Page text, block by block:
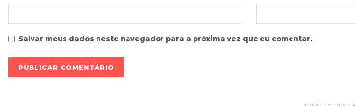
Salvar meus dados neste navegador para a próxima vez que eu comentar.